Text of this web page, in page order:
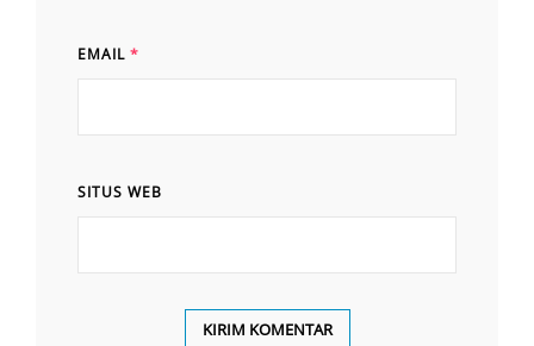
EMAIL *
SITUS WEB